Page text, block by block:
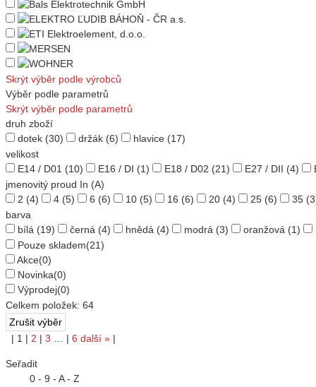
Skrýt výběr podle výrobců
Výběr podle parametrů
Skrýt výběr podle parametrů
druh zboží
dotek (30) držák (6) hlavice (17)
velikost
E14 / D01 (10) E16 / DI (1) E18 / D02 (21) E27 / DII (4)
jmenovitý proud In (A)
2 (4) 4 (5) 6 (6) 10 (5) 16 (6) 20 (4) 25 (6) 35
barva
bílá (19) černá (4) hnědá (4) modrá (3) oranžová (1)
Pouze skladem(21)
Akce(0)
Novinka(0)
Výprodej(0)
Celkem položek: 64
| 1 | 2 | 3 … | 6 další » |
Seřadit
0 - 9 - A - Z